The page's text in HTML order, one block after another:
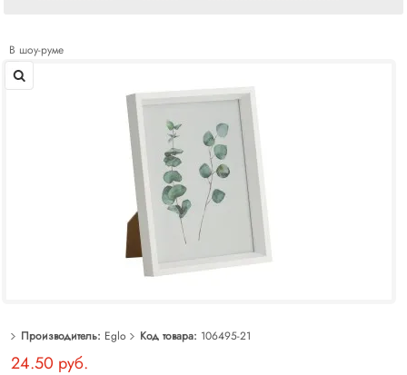
В шоу-руме
Производитель: Eglo Код товара: 106495-21
24.50 руб.